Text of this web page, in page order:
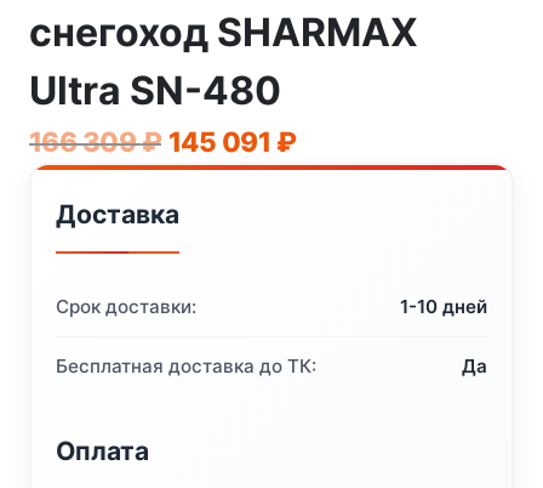
снегоход SHARMAX
Ultra SN-480
166 309₽ Первоначальная
составляла
166
309 ₽.
145 091 ₽Текущая
Доставка
Срок доставки: 1-10 дней
Бесплатная доставка до ТК: Да
Оплата